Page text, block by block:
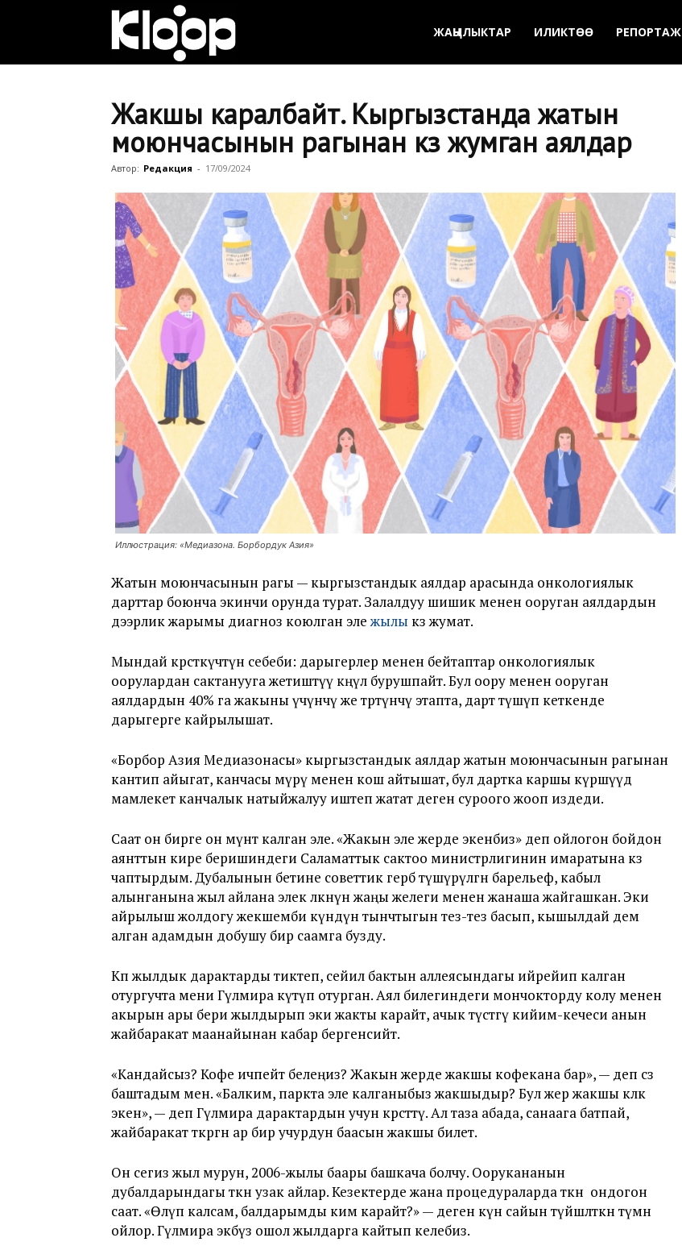
Кыргызстан
жаңылыктары
ЖАҢЫЛЫКТАР ИЛИКТӨӨ РЕПОРТАЖ
Жакшы каралбайт. Кыргызстанда жатын
моюнчасынын рагынан көз жумган аялдар
Автор: Редакция - 17/09/2024
Иллюстрация: «Медиазона. Борбордук Азия»
Жатын моюнчасынын рагы — кыргызстандык аялдар арасында онкологиялык
дарттар боюнча экинчи орунда турат. Залалдуу шишик менен ооруган аялдардын
дээрлик жарымы диагноз коюлган эле жылы көз жумат.
Мындай көрсөткүчтүн себеби: дарыгерлер менен бейтаптар онкологиялык
оорулардан сактанууга жетиштүү көңүл бурушпайт. Бул оору менен ооруган
аялдардын 40% га жакыны үчүнчү же төртүнчү этапта, дарт өтүшүп кеткенде
дарыгерге кайрылышат.
«Борбор Азия Медиазонасы» кыргызстандык аялдар жатын моюнчасынын рагынан
кантип айыгат, канчасы өмүрү менен кош айтышат, бул дартка каршы күрөшүүдө
мамлекет канчалык натыйжалуу иштеп жатат деген суроого жооп издеди.
Саат он бирге он мүнөт калган эле. «Жакын эле жерде экенбиз» деп ойлогон бойдон
аянттын кире беришиндеги Саламаттык сактоо министрлигинин имаратына көз
чаптырдым. Дубалынын бетине советтик герб түшүрүлгөн барельеф, кабыл
алынганына жыл айлана элек өлкөнүн жаңы желеги менен жанаша жайгашкан. Эки
айрылыш жолдогу жекшемби күндүн тынчтыгын тез-тез басып, кышылдай дем
алган адамдын добушу бир саамга бузду.
Көп жылдык дарактарды тиктеп, сейил бактын аллеясындагы ийрейип калган
отургучта мени Гүлмира күтүп отурган. Аял билегиндеги мончокторду колу менен
акырын ары бери жылдырып эки жакты карайт, ачык түстөгү кийим-кечеси анын
жайбаракат маанайынан кабар бергенсийт.
«Кандайсыз? Кофе ичпейт белеңиз? Жакын жерде жакшы кофекана бар», — деп сөз
баштадым мен. «Балким, паркта эле калганыбыз жакшыдыр? Бул жер жакшы көлөкө
экен», — деп Гүлмира дарактардын учун көрсөттү. Ал таза абада, санаага батпай,
жайбаракат өткөргөн ар бир учурдун баасын жакшы билет.
Он сегиз жыл мурун, 2006-жылы баары башкача болчу. Оорукананын
дубалдарындагы өткөн узак айлар. Кезектерде жана процедураларда өткөн ондогон
саат. «Өлүп калсам, балдарымды ким карайт?» — деген күн сайын түйшөлткөн түмөн
ойлор. Гүлмира экөөбүз ошол жылдарга кайтып келебиз.